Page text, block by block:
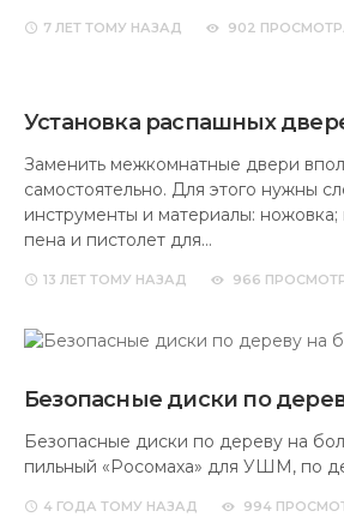
7 ЛЕТ ТОМУ НАЗАД 902
Установка распашных
Заменить межкомнатные двери
самостоятельно. Для этого нужны
инструменты и материалы:
пена и пистолет для…
13 ЛЕТ ТОМУ НАЗАД 966
Безопасные диски по
Безопасные диски по дереву на
пильный «Росомаха» для УШМ, по
4 ГОДА ТОМУ НАЗАД 994